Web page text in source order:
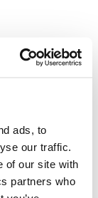
ads, to
our traffic.
of our site with
partners who